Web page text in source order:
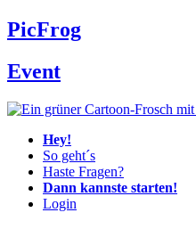
Zum
Inhalt
PicFrog
Event
Hey!
So geht´s
Haste Fragen?
Dann kannste starten!
Login